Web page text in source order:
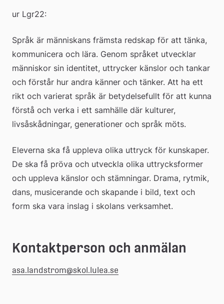
ur Lgr22:
Språk är människans främsta redskap för att tänka,
kommunicera och lära. Genom språket utvecklar
människor sin identitet, uttrycker känslor och tankar
och förstår hur andra känner och tänker. Att ha ett
förstå och verka i ett samhälle där kulturer,
livsåskådningar, generationer och språk möts.
Eleverna ska få uppleva olika uttryck för kunskaper.
De ska få pröva och utveckla olika uttrycksformer
och uppleva känslor och stämningar. Drama, rytmik,
dans, musicerande och skapande i bild, text och
form ska vara inslag i skolans verksamhet.
Kontaktperson och anmälan
asa.landstrom@skol.lulea.se